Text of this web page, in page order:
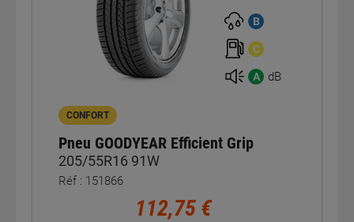
B
C
A dB
CONFORT
Pneu GOODYEAR Efficient Grip
205/55R16 91W
Réf : 151866
112,75 €